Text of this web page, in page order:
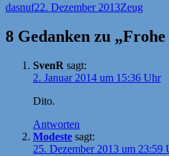
Autor
dasnufVeröffentlicht
22. Dezember 2013Kategorien
Zeug
8 Gedanken zu
SvenR sagt:
2. Januar 2014 um 15:36 Uhr
Dito.
Antworten
Modeste sagt:
25. Dezember 2013 um 23:59